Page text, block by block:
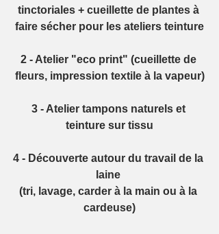
tinctoriales + cueillette de plantes à
faire sécher pour les ateliers teinture
2 - Atelier "eco print" (cueillette de
fleurs, impression textile à la vapeur)
3 - Atelier tampons naturels et
teinture sur tissu
4 - Découverte autour du travail de la
laine
(tri, lavage, carder à la main ou à la
cardeuse)